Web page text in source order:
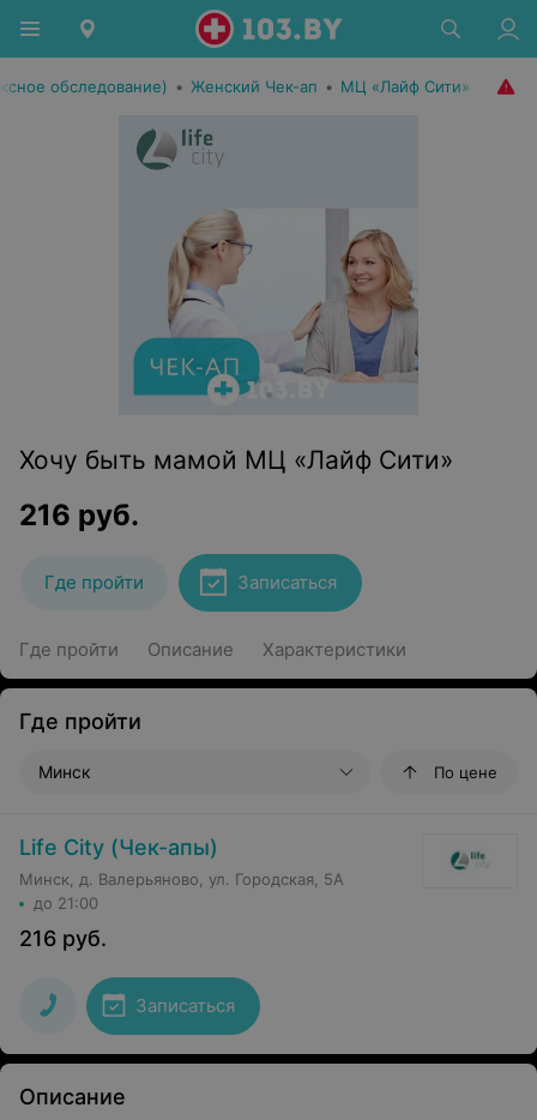
обследование) • Женский Чек-ап • МЦ «Лайф Сити»
Хочу быть мамой МЦ «Лайф Сити»
216 руб.
Где пройти Записаться
Где пройти Описание Характеристики
Где пройти
Минск По цене
Life City (Чек-апы)
Минск, д. Валерьяново, ул. Городская, 5А
до 21:00
216 руб.
Записаться
Описание